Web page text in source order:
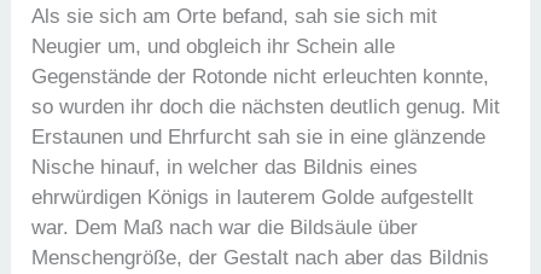
Als sie sich am Orte befand, sah sie sich mit
Neugier um, und obgleich ihr Schein alle
Gegenstände der Rotonde nicht erleuchten konnte,
so wurden ihr doch die nächsten deutlich genug. Mit
Erstaunen und Ehrfurcht sah sie in eine glänzende
Nische hinauf, in welcher das Bildnis eines
ehrwürdigen Königs in lauterem Golde aufgestellt
war. Dem Maß nach war die Bildsäule über
Menschengröße, der Gestalt nach aber das Bildnis